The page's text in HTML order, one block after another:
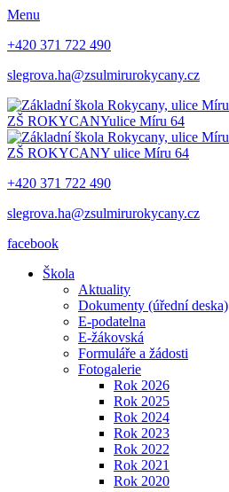
Menu
+420 371 722 490
slegrova.ha@zsulmirurokycany.cz
ZŠ ROKYCANYulice Míru 64
ZŠ ROKYCANY ulice Míru 64
+420 371 722 490
slegrova.ha@zsulmirurokycany.cz
facebook
Škola
Aktuality
Dokumenty (úřední deska)
E-podatelna
E-žákovská
Formuláře a žádosti
Fotogalerie
Rok 2026
Rok 2025
Rok 2024
Rok 2023
Rok 2022
Rok 2021
Rok 2020